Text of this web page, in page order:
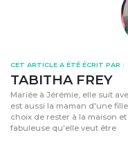
CET ARTICLE A ÉTÉ ÉCRIT PAR :
TABITHA FREY
Mariée à Jérémie, elle suit
est aussi la maman d'une
choix de rester à la maison
fabuleuse qu'elle veut être